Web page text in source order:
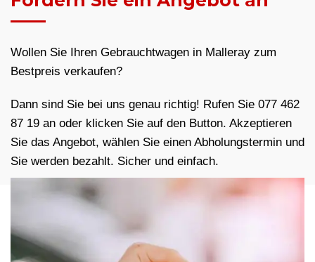
Wollen Sie Ihren Gebrauchtwagen in Malleray zum
Bestpreis verkaufen?
Dann sind Sie bei uns genau richtig! Rufen Sie 077 462
87 19 an oder klicken Sie auf den Button. Akzeptieren
Sie das Angebot, wählen Sie einen Abholungstermin und
Sie werden bezahlt. Sicher und einfach.